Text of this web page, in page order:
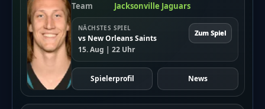
Team
Jacksonville Jaguars
NÄCHSTES SPIEL
vs New Orleans Saints
15. Aug | 22 Uhr
Zum Spiel
Spielerprofil News